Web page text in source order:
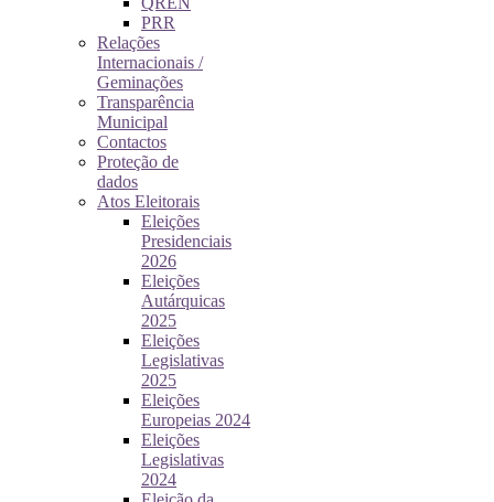
PRR
Relações
Internacionais /
Geminações
Transparência
Municipal
Contactos
Proteção de
dados
Atos Eleitorais
Eleições
Presidenciais
2026
Eleições
Autárquicas
2025
Eleições
Legislativas
2025
Eleições
Europeias 2024
Eleições
Legislativas
2024